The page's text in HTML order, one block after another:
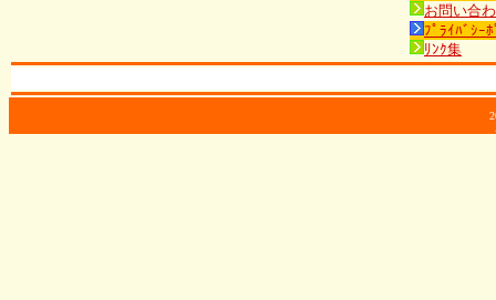
お問い合
ﾌﾟﾗｲﾊﾞｼｰ
ﾘﾝｸ集